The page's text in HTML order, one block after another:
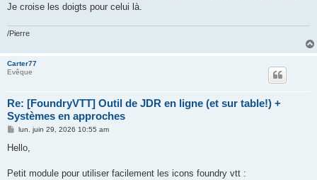
Je croise les doigts pour celui là.
/Pierre
Carter77
Evêque
Re: [FoundryVTT] Outil de JDR en ligne (et sur table!) +
Systèmes en approches
M
s
g
lun. juin 29, 2026 10:55 am
Hello,
Petit module pour utiliser facilement les icons foundry vtt :